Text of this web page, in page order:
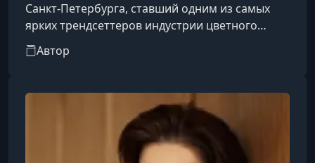
Санкт‑Петербурга, ставший одним из самых
ярких трендсеттеров индустрии цветного
окрашивания. Она известна своими смелыми,
неординарными решениями:
оттенками и авангардными образами, которые
легко отличить среди множества обычных
Автор